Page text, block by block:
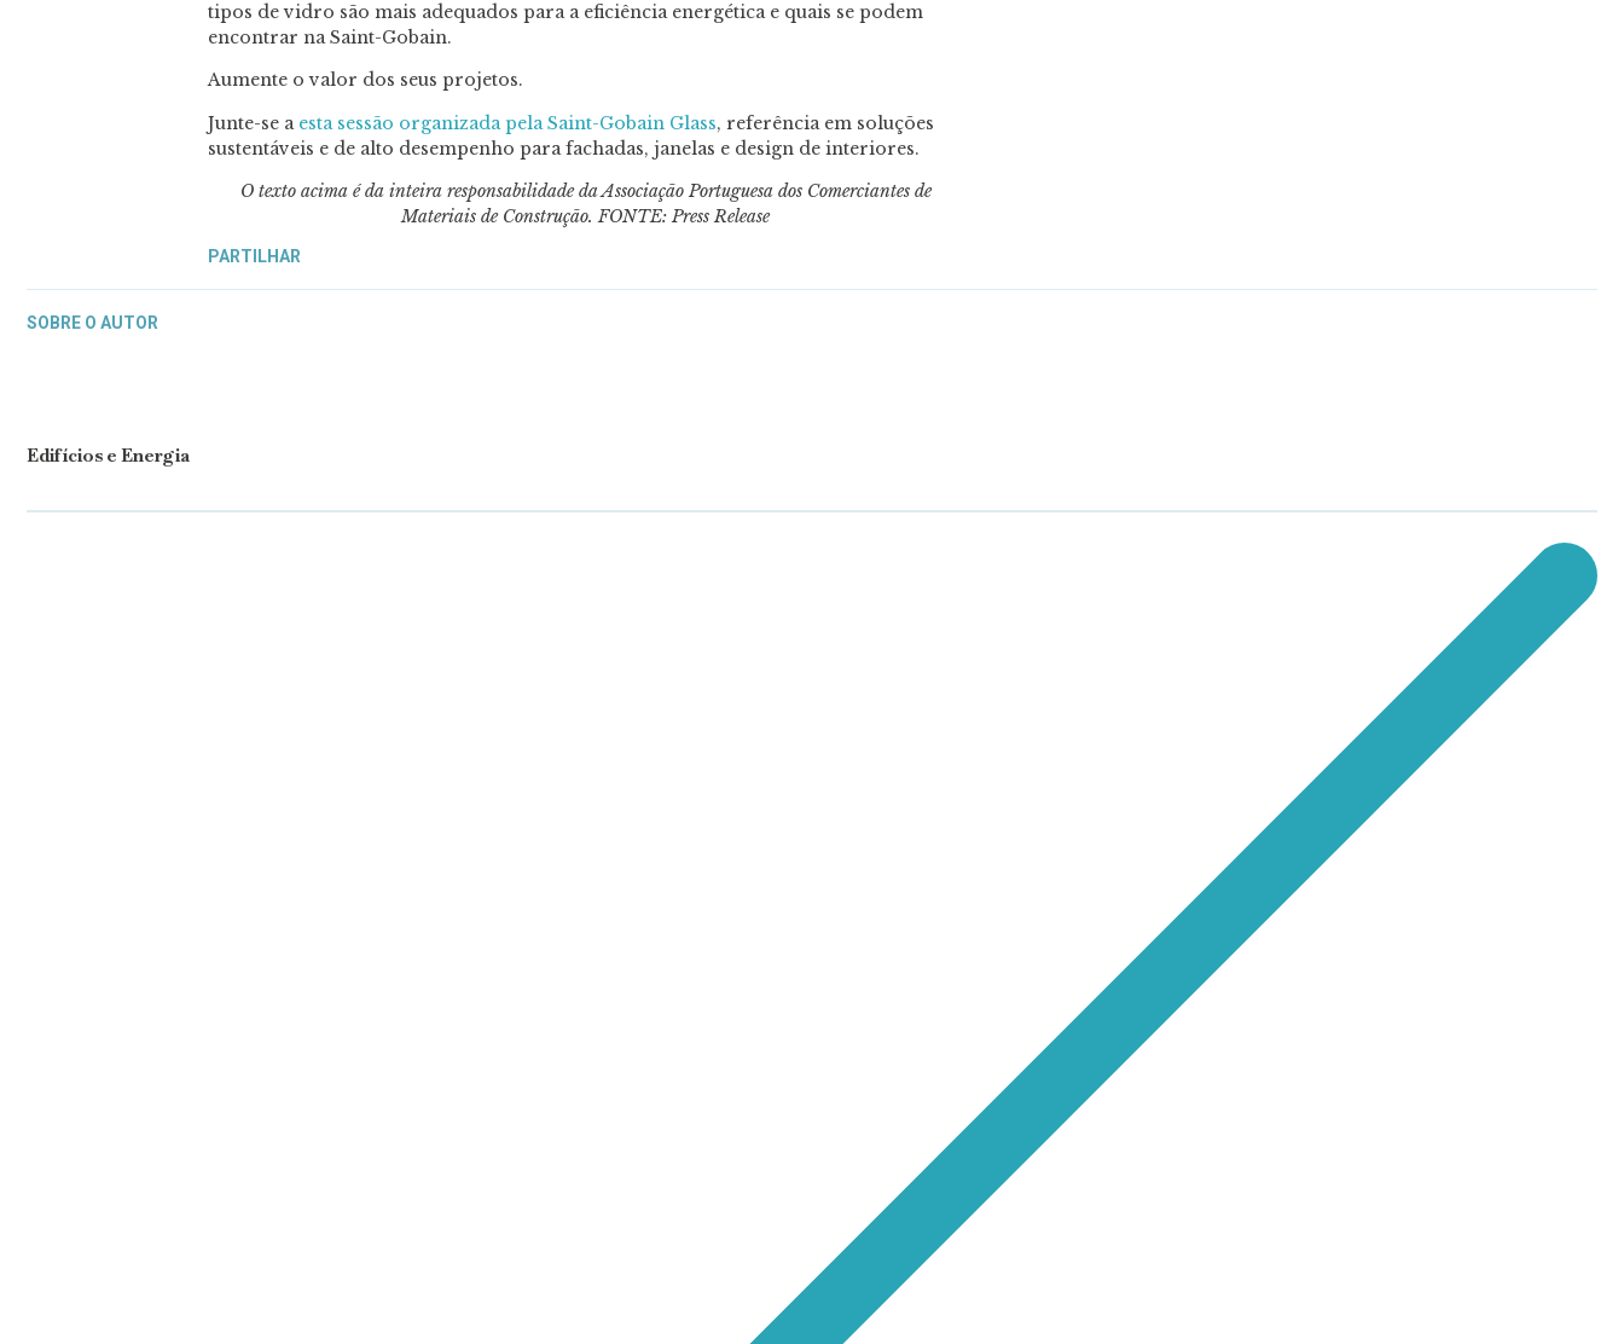
tipos de vidro são mais adequados para a eficiência energética e quais se podem
encontrar na Saint-Gobain.
Aumente o valor dos seus projetos.
Junte-se a esta sessão organizada pela Saint-Gobain Glass, referência em soluções
sustentáveis e de alto desempenho para fachadas, janelas e design de interiores.
O texto acima é da inteira responsabilidade da Associação Portuguesa dos Comerciantes de
Materiais de Construção. FONTE: Press Release
PARTILHAR
SOBRE O AUTOR
Edifícios e Energia